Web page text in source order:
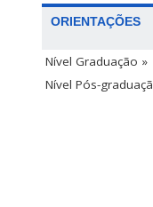
ORIENTAÇÕES
Nível Graduação »
Nível Pós-